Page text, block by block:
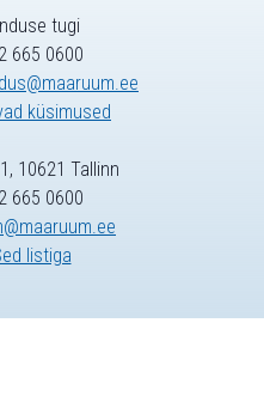
tugi
665 0600
küsimused
10621 Tallinn
665 0600
listiga